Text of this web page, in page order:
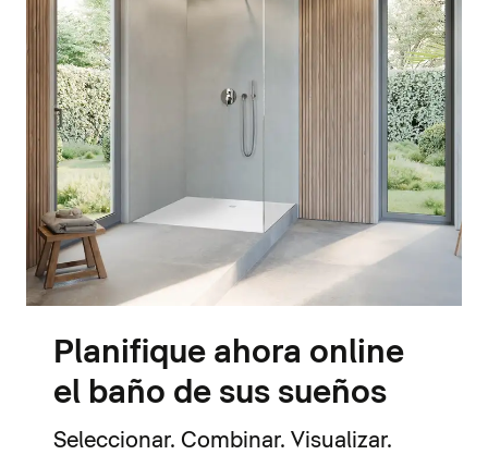
Planifique ahora online
el baño de sus sueños
Seleccionar. Combinar. Visualizar.